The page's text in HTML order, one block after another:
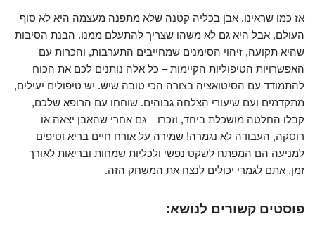
אז כמו שראינו, אבן בכליה קטנה שלא מתפנה מעצמה היא לא סוף
העולם, אבל היא גם לא משהו שצריך להתעלם ממנו. הבנת הסיבות
שהיא תקועה, זיהוי הסימנים שמחייבים התערבות, והכרות עם
האפשרויות הטיפוליות הקיימות – כל אלה נותנים לכם את הכוח
להתמודד עם הסיטואציה בצורה הכי טובה שיש. יש טיפולים יעילים,
מתקדמים ועם שיעורי הצלחה גבוהים. שוחחו עם הרופא שלכם,
קבלו החלטה מושכלת ביחד, וזכרו – גם אחרי שהאבן יצאה או
רוסקה, העבודה לא נגמרה! שמירה על אורח חיים בריא וטיפים
למניעה הם המפתח לשקט נפשי ולכליות שמחות ובריאות לאורך
זמן. אתם לגמרי יכולים לנצח את המשחק הזה.
פוסטים קשורים לנושא: